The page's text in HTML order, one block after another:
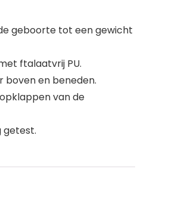
geboorte tot een gewicht
ftalaatvrij PU.
boven en beneden.
van de
getest.